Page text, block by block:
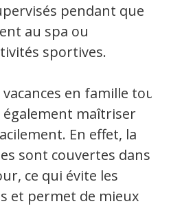
pendant que
au spa ou
sportives.
en famille tout
également maîtriser
En effet, la
sont couvertes dans
ce qui évite les
et permet de mieux